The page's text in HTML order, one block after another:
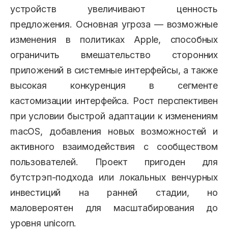
устройств увеличивают ценность
предложения. Основная угроза — возможные
изменения в политиках Apple, способных
ограничить вмешательство сторонних
приложений в системные интерфейсы, а также
высокая конкуренция в сегменте
кастомизации интерфейса. Рост перспективен
при условии быстрой адаптации к изменениям
macOS, добавления новых возможностей и
активного взаимодействия с сообществом
пользователей. Проект пригоден для
бутстрэп-подхода или локальных венчурных
инвестиций на ранней стадии, но
маловероятен для масштабирования до
уровня unicorn.